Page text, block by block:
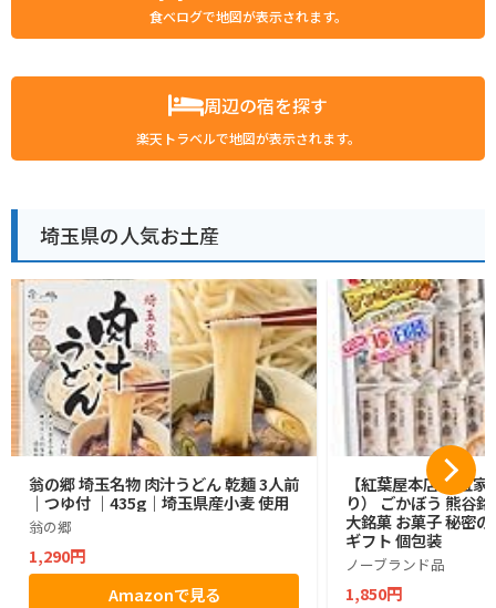
食べログで地図が表示されます。
周辺の宿を探す
楽天トラベルで地図が表示されます。
埼玉県の人気お土産
翁の郷 埼玉名物 肉汁うどん 乾麺 3人前
｜つゆ付 ｜435g｜埼玉県産小麦 使用
翁の郷
1,290円
Amazonで見る
【紅葉屋本店】 五
り） ごかぼう 熊谷
大銘菓 お菓子 秘密
ギフト 個包装
ノーブランド品
1,850円